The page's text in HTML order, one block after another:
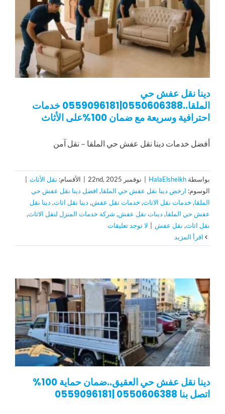
دينا نقل عفش حي
الملقا..0550606388|0559096181 خدمات
احترافية وسريعة مع ضمان 100%على الأثاث
أفضل خدمات دينا نقل عفش حي الملقا – نقل آمن
بواسطة HalaElsheikh نوفمبر 22nd, 2025 الأقسام: نقل الأثاث
الوسوم: ارخص دينا نقل عفش حي الملقا, افضل دينا نقل عفش حي
الملقا, خدمات نقل الاثاث, خدمات نقل عفش, دينا نقل اثاث, دينا نقل
عفش حي الملقا, دينات نقل عفش, شركة خدمات المنزل لنقل الاثاث,
نقل اثاث, نقل عفش
لا توجد تعليقات
دينا نقل عفش حي العقيق..ضمان حماية 100%
اتصل بنا 0550606388 |0559096181